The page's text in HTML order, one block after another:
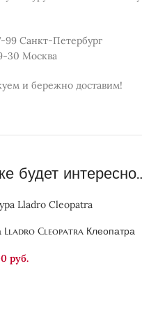
99 Санкт-Петербург
30 Москва
и бережно доставим!
будет
Lladro Cleopatra Клеопатра
руб.